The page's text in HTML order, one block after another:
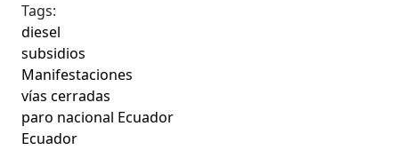
Tags:
diesel
subsidios
Manifestaciones
vías cerradas
paro nacional Ecuador
Ecuador